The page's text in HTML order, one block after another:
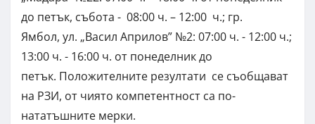
до петък, събота - 08:00 ч. – 12:00 ч.; гр.
Ямбол, ул. „Васил Априлов” №2: 07:00 ч. - 12:00 ч.;
13:00 ч. - 16:00 ч. от понеделник до
петък. Положителните резултати се съобщават
на РЗИ, от чиято компетентност са по-
нататъшните мерки.